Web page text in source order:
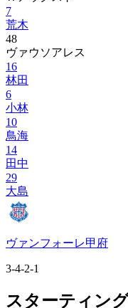
7
荒木
48
ヴァウソアレス
16
林田
6
小林
10
鳥海
14
田中
29
大島
ヴァンフォーレ甲府
3-4-2-1
スターティン